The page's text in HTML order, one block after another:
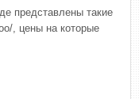
представлены такие
, цены на которые